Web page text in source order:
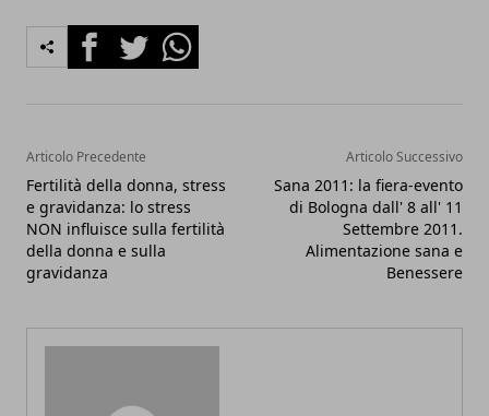
FacebookTwitterWhatsapp
Articolo Precedente
Fertilità della donna, stress
e gravidanza: lo stress
NON influisce sulla fertilità
della donna e sulla
gravidanza
Articolo Successivo
Sana 2011: la fiera-evento
di Bologna dall' 8 all' 11
Settembre 2011.
Alimentazione sana e
Benessere